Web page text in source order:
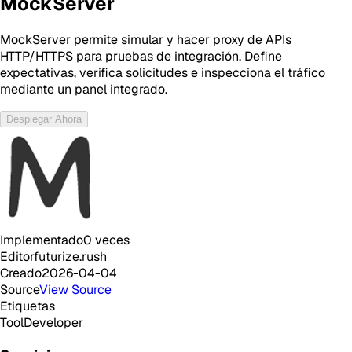
MockServer permite simular y hacer proxy de APIs
HTTP/HTTPS para pruebas de integración. Define
expectativas, verifica solicitudes e inspecciona el tráfico
mediante un panel integrado.
Desplegar Ahora
Implementado0 veces
Editorfuturize.rush
Creado2026-04-04
SourceView Source
Etiquetas
ToolDeveloper